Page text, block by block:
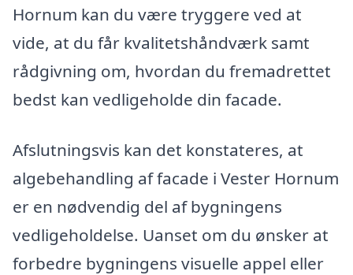
Hornum kan du være tryggere ved at
vide, at du får kvalitetshåndværk samt
rådgivning om, hvordan du fremadrettet
bedst kan vedligeholde din facade.
Afslutningsvis kan det konstateres, at
algebehandling af facade i Vester Hornum
er en nødvendig del af bygningens
vedligeholdelse. Uanset om du ønsker at
forbedre bygningens visuelle appel eller